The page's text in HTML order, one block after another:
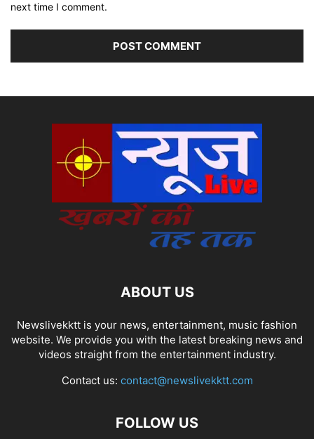
next time I comment.
ABOUT US
Newslivekktt is your news, entertainment, music fashion
website. We provide you with the latest breaking news and
videos straight from the entertainment industry.
Contact us: contact@newslivekktt.com
FOLLOW US